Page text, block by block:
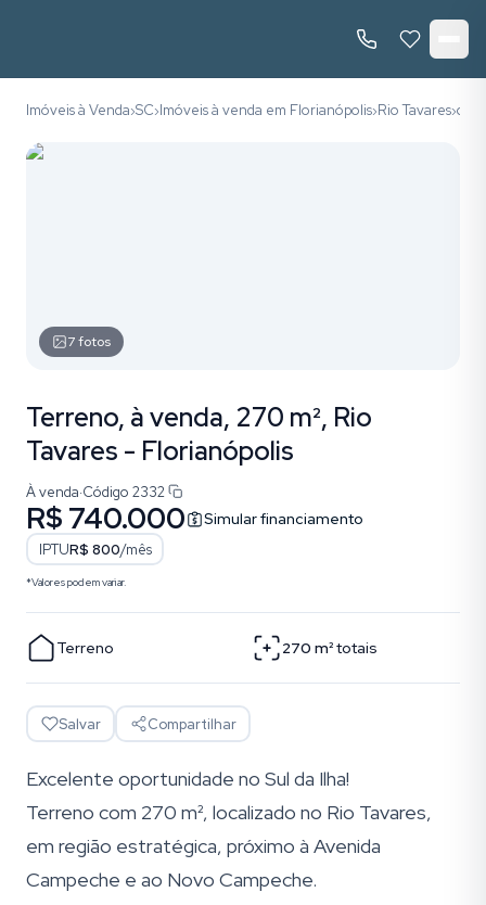
Imóveis à Venda›SC›Imóveis à venda em Florianópolis›Rio Tavares›
7fotos
Terreno, à venda, 270 m², Rio
Tavares - Florianópolis
À venda·Código 2332
R$ 740.000 Simular financiamento
IPTUR$ 800/mês
*Valores podem variar.
Terreno 270 m²totais
Salvar Compartilhar
Excelente oportunidade no Sul da Ilha!
Terreno com 270 m², localizado no Rio Tavares,
em região estratégica, próximo à Avenida
Campeche e ao Novo Campeche.